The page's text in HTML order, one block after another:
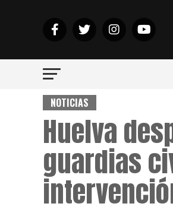
NOTICIAS
Huelva
guardias